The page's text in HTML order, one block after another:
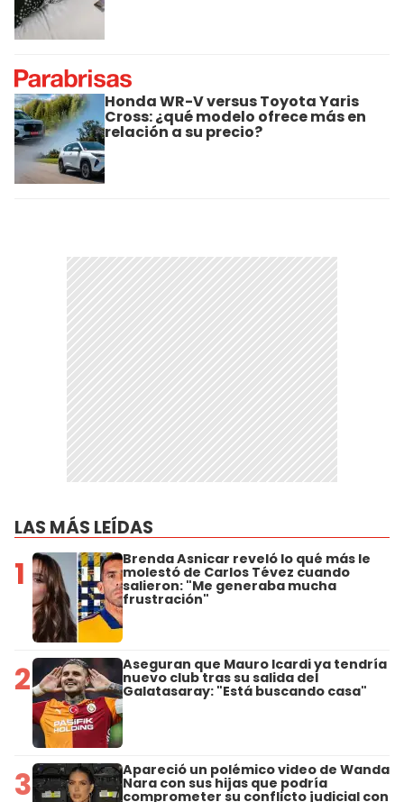
Honda WR-V versus Toyota Yaris
Cross: ¿qué modelo ofrece más en
relación a su precio?
LAS MÁS LEÍDAS
1 Brenda Asnicar reveló lo qué más le
molestó de Carlos Tévez cuando
salieron: "Me generaba mucha
frustración"
2 Aseguran que Mauro Icardi ya tendría
nuevo club tras su salida del
Galatasaray: "Está buscando casa"
3 Apareció un polémico video de Wanda
Nara con sus hijas que podría
comprometer su conflicto judicial con